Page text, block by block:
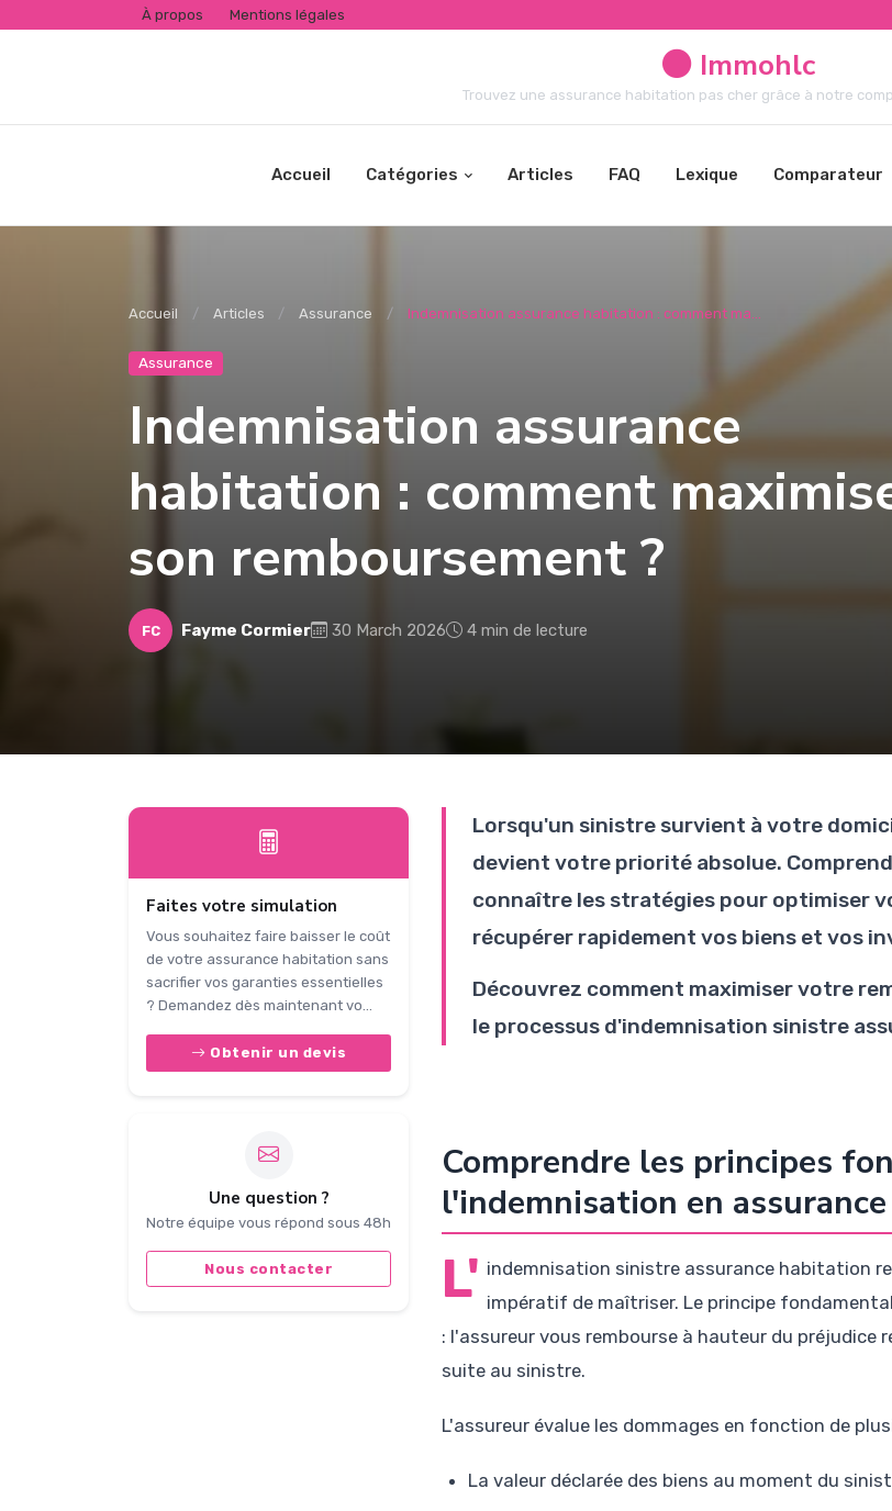
À propos Mentions légales
Immohlc
Trouvez une assurance habitation pas cher grâce à notre
Accueil Catégories Articles FAQ Lexique Comparateur
Accueil Articles Assurance Indemnisation assurance habitation : comment ma...
Assurance
Indemnisation assurance
habitation : comment
son remboursement ?
FC Fayme Cormier 30 March 2026 4 min de lecture
Faites votre simulation
Vous souhaitez faire baisser le coût
de votre assurance habitation sans
sacrifier vos garanties essentielles
? Demandez dès maintenant vo...
Obtenir un devis
Une question ?
Notre équipe vous répond sous 48h
Nous contacter
Lorsqu'un sinistre survient à votre
devient votre priorité absolue.
connaître les stratégies pour optimiser
récupérer rapidement vos biens et vos
Découvrez comment maximiser votre
le processus d'indemnisation sinistre
Comprendre les principes
l'indemnisation en
L' indemnisation sinistre assurance habitation
impératif de maîtriser. Le principe
: l'assureur vous rembourse à hauteur du préjudice
suite au sinistre.
L'assureur évalue les dommages en fonction de
La valeur déclarée des biens au moment du